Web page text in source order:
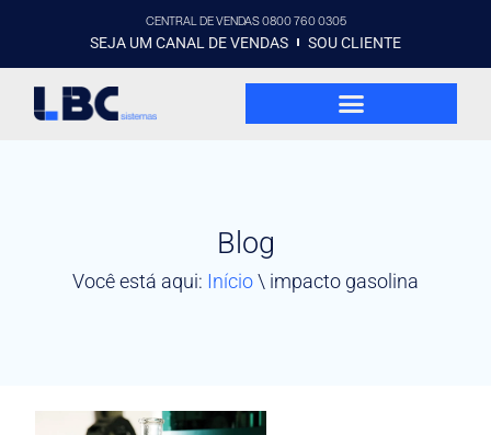
CENTRAL DE VENDAS 0800 760 0305
SEJA UM CANAL DE VENDAS SOU CLIENTE
Blog
Você está aqui: Início\ impacto gasolina